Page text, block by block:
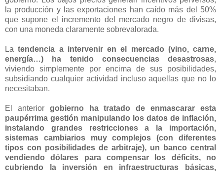
la producción y las exportaciones han caído más del 50%
que supone el incremento del mercado negro de divisas,
con una moneda claramente sobrevalorada.
Latendencia a intervenir en el mercado (vino, carne,
energía…) ha tenido consecuencias desastrosas,
viviendo simplemente por encima de sus posibilidades,
subsidiando cualquier actividad incluso aquellas que no lo
necesitaban.
El anterior gobierno ha tratado de enmascarar esta
paupérrima gestión manipulando los datos de inflación,
instalando grandes restricciones a la importación,
sistemas cambiarios muy complejos (con diferentes
tipos con posibilidades de arbitraje), un banco central
vendiendo dólares para compensar los déficits, no
cubriendo la inversión en infraestructuras básicas,